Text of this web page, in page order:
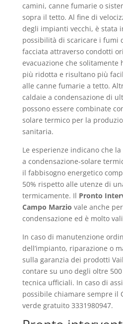
camini, canne fumarie o
sopra il tetto. Al fine di
degli impianti vecchi, è stata
possibilità di scaricare i fumi
facciata attraverso condotti
evacuazione che solitamente
più ridotta e risultano più
alle canne fumarie a tetto.
caldaie a condensazione di
possono essere combinate
solare termico per la
sanitaria.
Le esperienze indicano che
a condensazione-solare
il fabbisogno energetico
50% rispetto alle utenze di
termicamente. Il Pronto
Campo Marzio vale anche
condensazione ed è molto
In caso di manutenzione
dell’impianto, riparazione o
sulla garanzia dei prodotti
contare su uno degli oltre
tecnica ufficiali. In caso di
possibile chiamare sempre il
verde gratuito 3331980947.